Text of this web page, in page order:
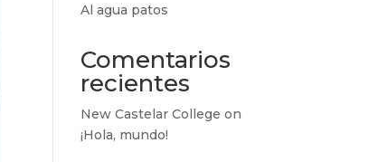
Al agua patos
Comentarios
recientes
New Castelar College on
¡Hola, mundo!